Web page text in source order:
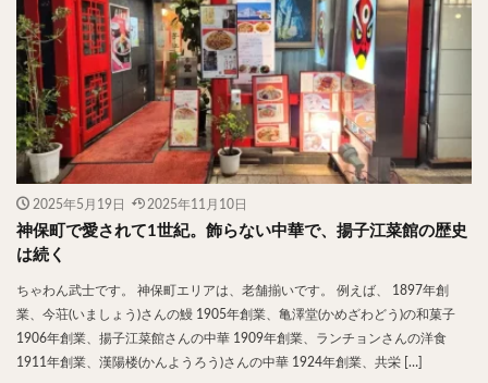
2025年5月19日 2025年11月10日
神保町で愛されて1世紀。飾らない中華で、揚子江菜館の歴史
は続く
ちゃわん武士です。 神保町エリアは、老舗揃いです。 例えば、 1897年創
業、今荘(いましょう)さんの鰻 1905年創業、亀澤堂(かめざわどう)の和菓子
1906年創業、揚子江菜館さんの中華 1909年創業、ランチョンさんの洋食
1911年創業、漢陽楼(かんようろう)さんの中華 1924年創業、共栄 […]
たこ焼き お好み焼き 広島焼き パン
ハンバーガー ピザ ホットドッグ
サンドイッチ フルーツサンド タマゴサンド
ケーキ パンケーキ アイス プリン
パフェ たい焼き 豆花 バインミー
アボカド フォー ナシゴレン
パエリア カフェ 喫茶店
お茶 タピオカ チーズティー フルーツティー
バイキング 食べ放題 ビストロ 京料理
沖縄料理 北京料理 広東料理 タイ料理
フレンチ メキシカン 閉店